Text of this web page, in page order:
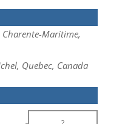
Charente-Maritime,
Quebec, Canada